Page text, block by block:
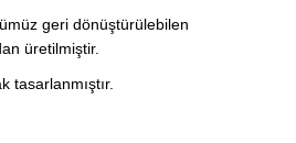
geri dönüştürülebilen
üretilmiştir.